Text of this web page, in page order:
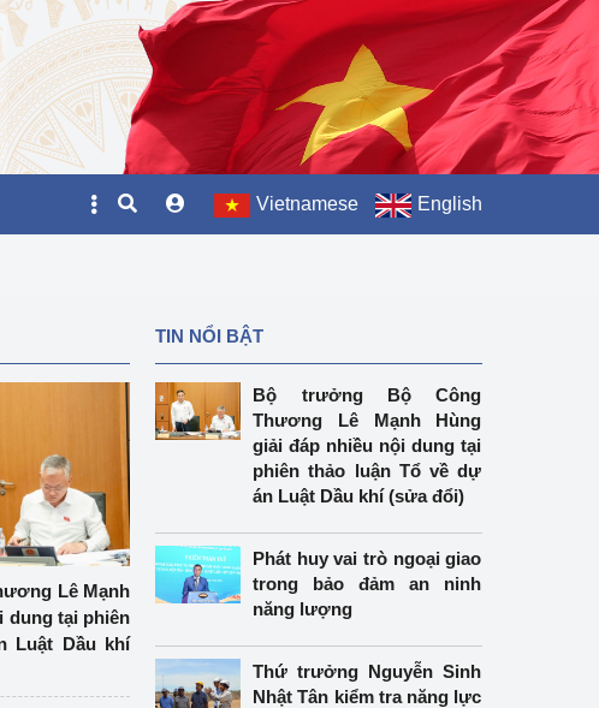
Vietnamese English
Lê Mạnh
dung tại phiên
Luật Dầu khí
TIN NỔI BẬT
Bộ trưởng Bộ Công
Thương Lê Mạnh Hùng
giải đáp nhiều nội dung tại
phiên thảo luận Tổ về dự
án Luật Dầu khí (sửa đổi)
Phát huy vai trò ngoại giao
trong bảo đảm an ninh
năng lượng
Thứ trưởng Nguyễn Sinh
Nhật Tân kiểm tra năng lực